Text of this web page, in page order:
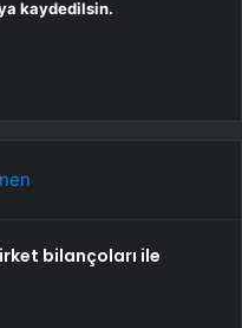
kaydedilsin.
bilançoları ile